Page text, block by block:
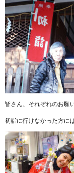
皆さん、それぞれのお願
初詣に行けなかった方に